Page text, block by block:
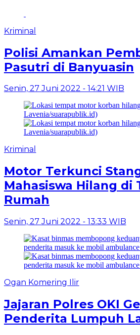
Kriminal
Polisi Amankan
Pasutri di Banyuasin
Senin, 27 Juni 2022 - 14:21 WIB
Kriminal
Motor Terkunci
Mahasiswa Hilang di
Rumah
Senin, 27 Juni 2022 - 13:33 WIB
Ogan Komering Ilir
Jajaran Polres OKI
Penderita Lumpuh